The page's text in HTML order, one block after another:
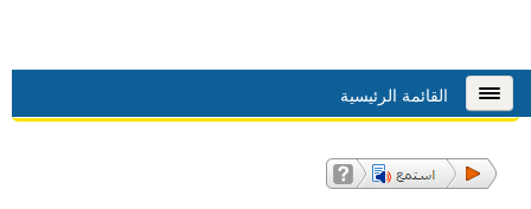
القائمة الرئيسية